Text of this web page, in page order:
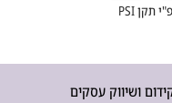
עסקים